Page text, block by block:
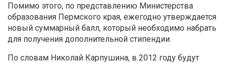
Помимо этого, по представлению Министерства
образования Пермского края, ежегодно утверждается
новый суммарный балл, который необходимо набрать
для получения дополнительной стипендии.
По словам Николай Карпушина, в 2012 году будут